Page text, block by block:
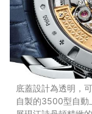
底蓋設計為透明，
自製的3500型自動